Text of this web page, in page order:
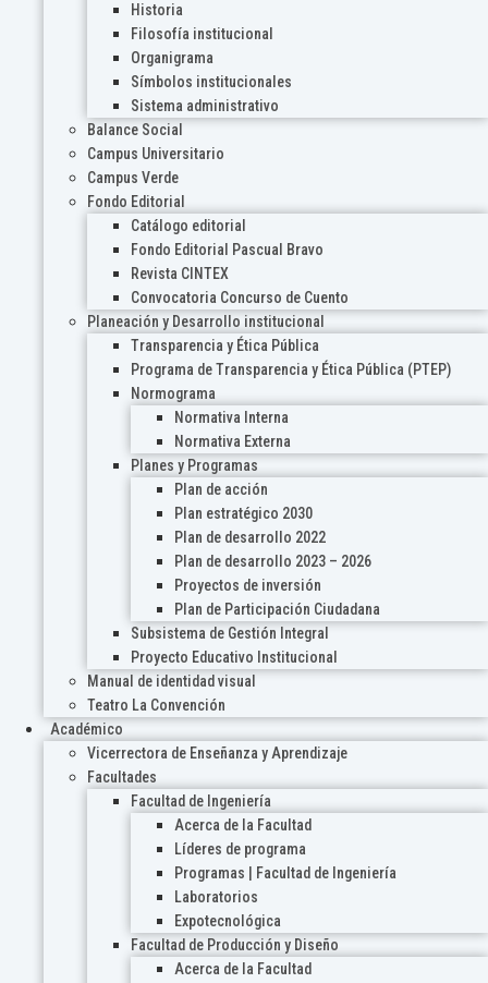
Historia
Filosofía institucional
Organigrama
Símbolos institucionales
Sistema administrativo
Balance Social
Campus Universitario
Campus Verde
Fondo Editorial
Catálogo editorial
Fondo Editorial Pascual Bravo
Revista CINTEX
Convocatoria Concurso de Cuento
Planeación y Desarrollo institucional
Transparencia y Ética Pública
Programa de Transparencia y Ética Pública (PTEP)
Normograma
Normativa Interna
Normativa Externa
Planes y Programas
Plan de acción
Plan estratégico 2030
Plan de desarrollo 2022
Plan de desarrollo 2023 – 2026
Proyectos de inversión
Plan de Participación Ciudadana
Subsistema de Gestión Integral
Proyecto Educativo Institucional
Manual de identidad visual
Teatro La Convención
Académico
Vicerrectora de Enseñanza y Aprendizaje
Facultades
Facultad de Ingeniería
Acerca de la Facultad
Líderes de programa
Programas | Facultad de Ingeniería
Laboratorios
Expotecnológica
Facultad de Producción y Diseño
Acerca de la Facultad